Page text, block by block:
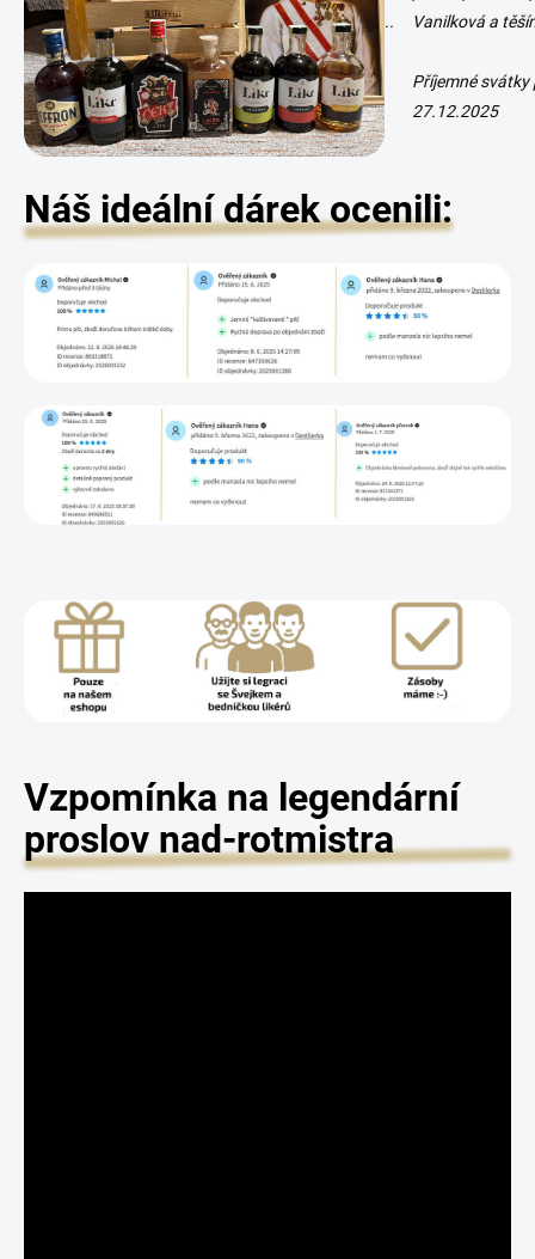
y
v
ý
p
i
s
u
..
Vanilková a
Příjemné svátky
27.12.2025
Náš ideální dárek ocenili:
Vzpomínka na legendární
proslov nad-rotmistra